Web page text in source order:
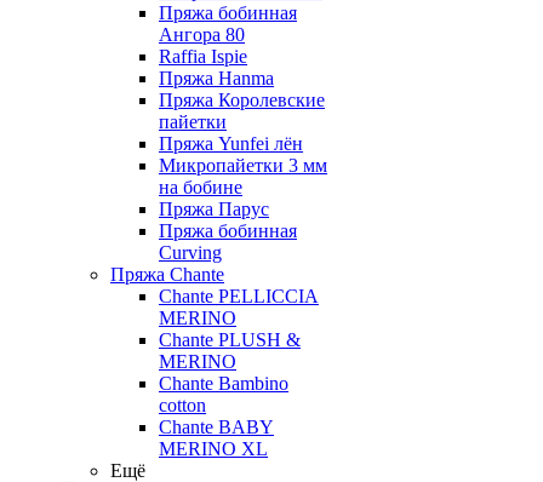
Пряжа бобинная
Ангора 80
Raffia Ispie
Пряжа Hanma
Пряжа Королевские
пайетки
Пряжа Yunfei лён
Микропайетки 3 мм
на бобине
Пряжа Парус
Пряжа бобинная
Curving
Пряжа Chante
Chante PELLICCIA
MERINO
Chante PLUSH &
MERINO
Chante Bambino
cotton
Chante BABY
MERINO XL
Ещё